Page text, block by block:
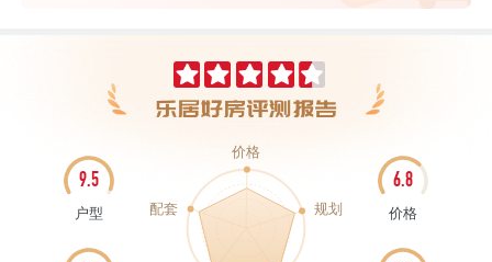
9.5
户型
6.8
价格
配套
价格
规划